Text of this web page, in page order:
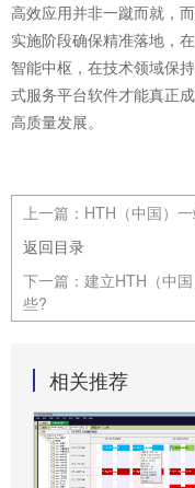
高效应用并非一蹴而就，
实施阶段确保精准落地，
智能中枢，在技术领域保
式服务平台软件才能真正
高质量发展。
上一篇： HTH（中国）
返回目录
下一篇： 建立HTH（中
些?
相关推荐